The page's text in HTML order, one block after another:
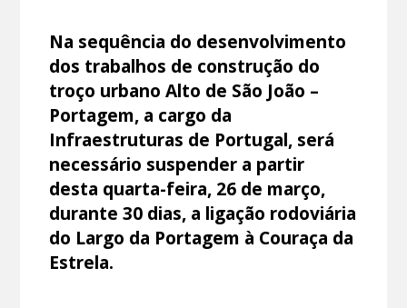
Na sequência do desenvolvimento
dos trabalhos de construção do
troço urbano Alto de São João –
Portagem, a cargo da
Infraestruturas de Portugal, será
necessário suspender a partir
desta quarta-feira, 26 de março,
durante 30 dias, a ligação rodoviária
do Largo da Portagem à Couraça da
Estrela.